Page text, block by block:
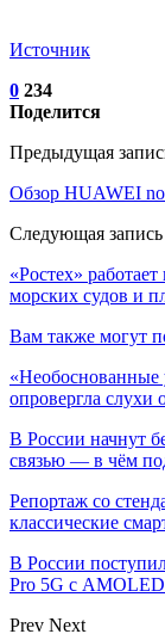
Источник
0 234
Поделится
Предыдущая
Обзор HUAWEI
Следующая запись
«Ростех»
морских судов и
Вам также могут
«Необоснованные
опровергла слухи
В России начнут
связью — в чём
Репортаж со
классические
В России
Pro 5G с
Prev Next